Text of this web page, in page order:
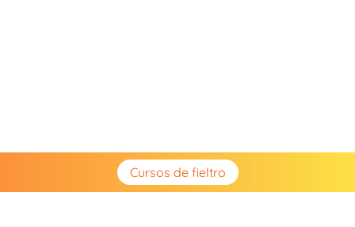
Cursos de fieltro